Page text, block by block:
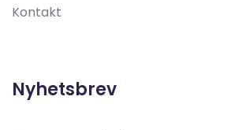
Kontakt
Nyhetsbrev